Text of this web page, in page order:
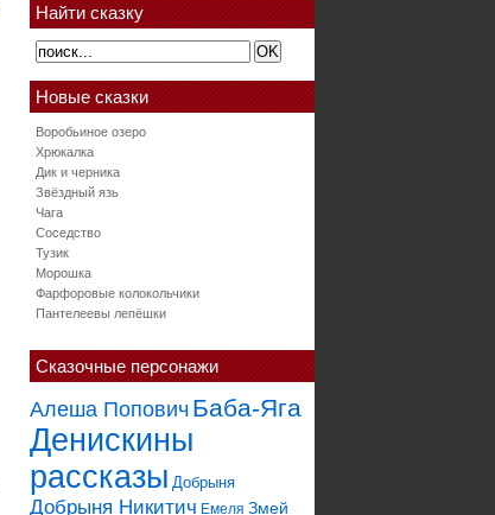
Найти сказку
Новые сказки
Воробьиное озеро
Хрюкалка
Дик и черника
Звёздный язь
Чага
Соседство
Тузик
Морошка
Фарфоровые колокольчики
Пантелеевы лепёшки
Сказочные персонажи
Алеша Попович Баба-Яга
Денискины
рассказы Добрыня
Добрыня Никитич Емеля Змей